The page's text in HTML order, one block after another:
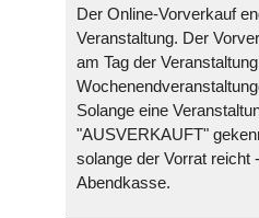
Der Online-Vorverkauf
Veranstaltung. Der
am Tag der
Solange eine
"AUSVERKAUFT"
solange der Vorrat reicht
Abendkasse.